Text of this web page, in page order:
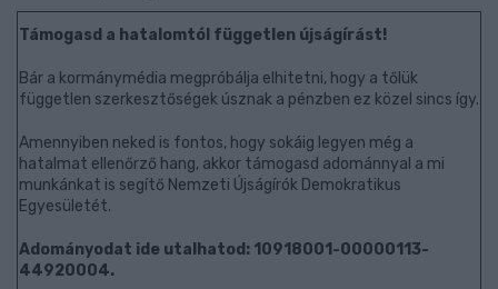
Támogasd a hatalomtól független újságírást!
Bár a kormánymédia megpróbálja elhitetni, hogy a tőlük
független szerkesztőségek úsznak a pénzben ez közel sincs így.
Amennyiben neked is fontos, hogy sokáig legyen még a
hatalmat ellenőrző hang, akkor támogasd adománnyal a mi
munkánkat is segítő Nemzeti Újságírók Demokratikus
Egyesületét.
Adományodat ide utalhatod: 10918001-00000113-
44920004.